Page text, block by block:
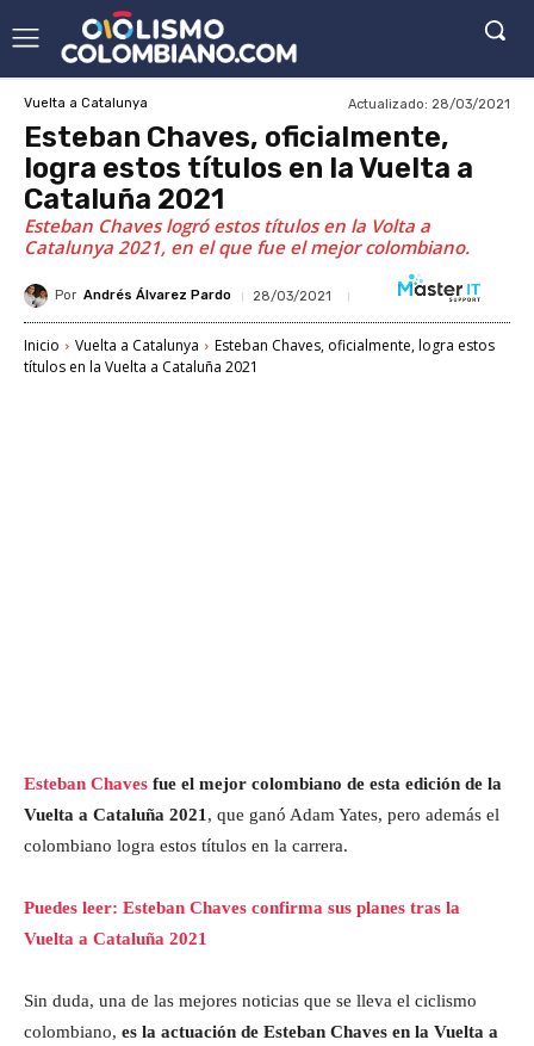
Vuelta a Catalunya Actualizado: 28/03/2021
Esteban Chaves, oficialmente,
logra estos títulos en la Vuelta a
Cataluña 2021
Esteban Chaves logró estos títulos en la Volta a
Catalunya 2021, en el que fue el mejor colombiano.
Por Andrés Álvarez Pardo 28/03/2021
Inicio Vuelta a Catalunya
Esteban Chaves, oficialmente, logra estos
títulos en la Vuelta a Cataluña 2021
Esteban Chaves fue el mejor colombiano de esta edición de la
Vuelta a Cataluña 2021 , que ganó Adam Yates, pero además el
colombiano logra estos títulos en la carrera.
Puedes leer: Esteban Chaves confirma sus planes tras la
Vuelta a Cataluña 2021
Sin duda, una de las mejores noticias que se lleva el ciclismo
colombiano, es la actuación de Esteban Chaves en la Vuelta a